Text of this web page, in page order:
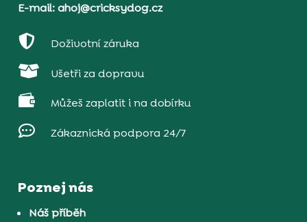
E-mail: ahoj@cricksydog.cz
 Doživotní záruka
 Ušetři za dopravu
 Můžeš zaplatit i na dobírku
 Zákaznická podpora 24/7
Poznej nás
Náš příběh